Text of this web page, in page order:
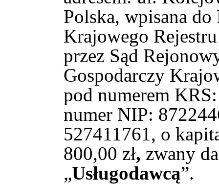
Polska, wpisana
Krajowego
przez Sąd
Gospodarczy
pod numerem
numer NIP:
527411761, o
800,00 zł, zwany
„Usługodawcą”.